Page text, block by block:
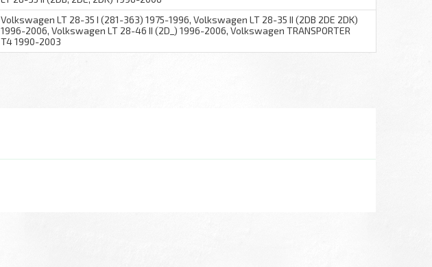
Volkswagen LT 28-35 I (281-363) 1975-1996, Volkswagen LT 28-35 II (2DB 2DE 2DK)
1996-2006, Volkswagen LT 28-46 II (2D_) 1996-2006, Volkswagen TRANSPORTER
T4 1990-2003